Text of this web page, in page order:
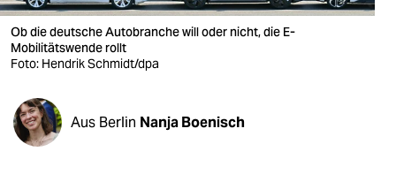
shop
fragen & hilfe
unterstützen
abo
Ob die deutsche Autobranche will oder nicht, die E-
Mobilitätswende rollt
Foto: Hendrik Schmidt/dpa
Aus Berlin Nanja Boenisch